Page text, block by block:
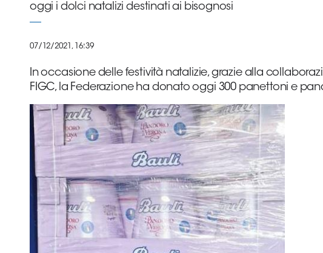
oggi i dolci natalizi destinati ai bisognosi
07/12/2021, 16:39
In occasione delle festività natalizie, grazie alla
FIGC, la Federazione ha donato oggi 300 panettoni e